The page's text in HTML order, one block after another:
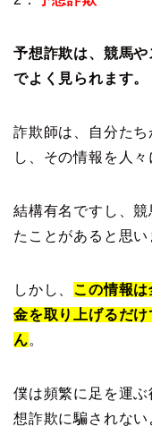
予想詐欺は、競馬
でよく見られます。
詐欺師は、自分た
し、その情報を人々
結構有名ですし、
たことがあると思い
しかし、 この情報
金を取り上げるだ
ん。
僕は頻繁に足を運
想詐欺に騙されな